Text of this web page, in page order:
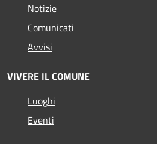
Notizie
Comunicati
Avvisi
VIVERE IL COMUNE
Luoghi
Eventi